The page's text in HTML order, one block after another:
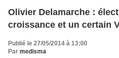
Olivier Delamarche :
croissance et un certain
Publié le 27/05/2014 à 13:00
Par medisma